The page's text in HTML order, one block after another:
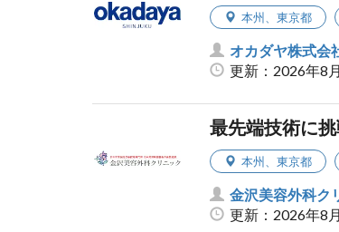
本州、 東京都
オカダヤ株式会
更新：2026年8
最先端技術に
本州、 東京都
金沢美容外科ク
更新：2026年8